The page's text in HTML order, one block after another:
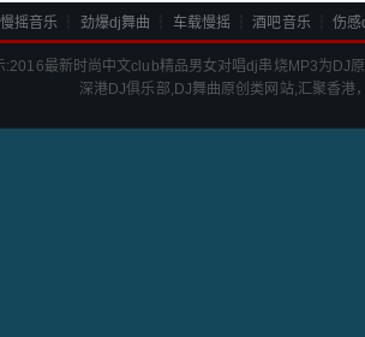
慢摇音乐 劲爆dj舞曲 车载慢摇 ┆酒吧音乐┆伤感
:2016最新时尚中文club精品男女对唱dj串烧MP3为DJ
深港DJ俱乐部,DJ舞曲原创类网站,汇聚香港